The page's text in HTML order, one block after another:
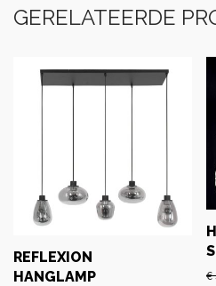
GERELATEERDE
REFLEXION
HANGLAMP
€